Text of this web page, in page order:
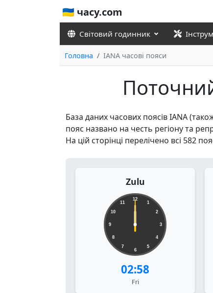
🇺🇦 часу.com
Світовий годинник
Головна IANA часові пояси
База даних часових поясів IANA
пояс названо на честь регіону та
На цій сторінці перелічено всі 582
Zulu
12
1
2
3
4
5
6
7
8
9
10
11
02:58
Fri